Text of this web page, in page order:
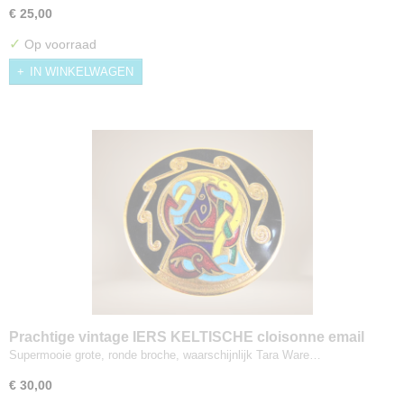
€ 25,00
✓ Op voorraad
IN WINKELWAGEN
Prachtige vintage IERS KELTISCHE cloisonne email
vogel broche
Supermooie grote, ronde broche, waarschijnlijk Tara Ware…
€ 30,00